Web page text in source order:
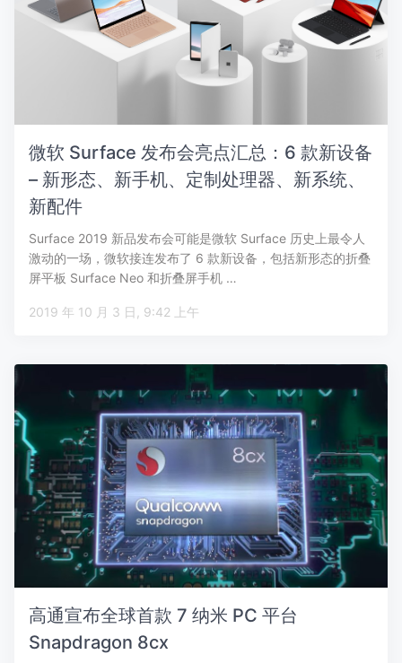
微软 Surface 发布会亮点汇总：6 款新设备
– 新形态、新手机、定制处理器、新系统、
新配件
Surface 2019 新品发布会可能是微软 Surface 历史上最令人
激动的一场，微软接连发布了 6 款新设备，包括新形态的折叠
屏平板 Surface Neo 和折叠屏手机 …
2019 年 10 月 3 日, 9:42 上午
高通宣布全球首款 7 纳米 PC 平台
Snapdragon 8cx